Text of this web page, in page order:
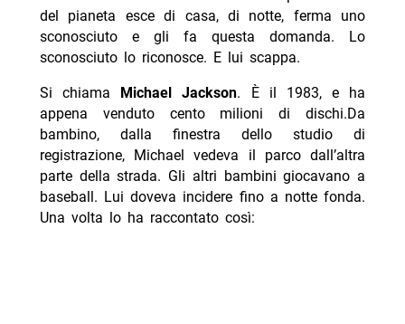
del pianeta esce di casa, di notte, ferma uno
sconosciuto e gli fa questa domanda. Lo
sconosciuto lo riconosce. E lui scappa.
Si chiama Michael Jackson. È il 1983, e ha
appena venduto cento milioni di dischi.Da
bambino, dalla finestra dello studio di
registrazione, Michael vedeva il parco dall’altra
parte della strada. Gli altri bambini giocavano a
baseball. Lui doveva incidere fino a notte fonda.
Una volta lo ha raccontato così: